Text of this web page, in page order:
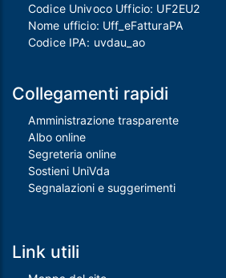
Codice Univoco Ufficio: UF2EU2
Nome ufficio: Uff_eFatturaPA
Codice IPA: uvdau_ao
Collegamenti rapidi
Amministrazione trasparente
Albo online
Segreteria online
Sostieni UniVda
Segnalazioni e suggerimenti
Link utili